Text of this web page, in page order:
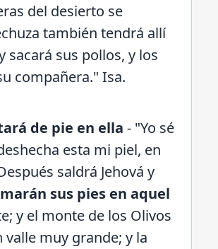
del desierto se
también tendrá allí
sacará sus pollos, y los
compañera." Isa.
de pie en ella - "Yo sé
esta mi piel, en
saldrá Jehová y
sus pies en aquel
y el monte de los Olivos
muy grande; y la